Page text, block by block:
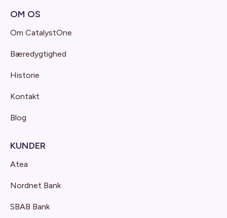
OM OS
Om CatalystOne
Bæredygtighed
Historie
Kontakt
Blog
KUNDER
Atea
Nordnet Bank
SBAB Bank